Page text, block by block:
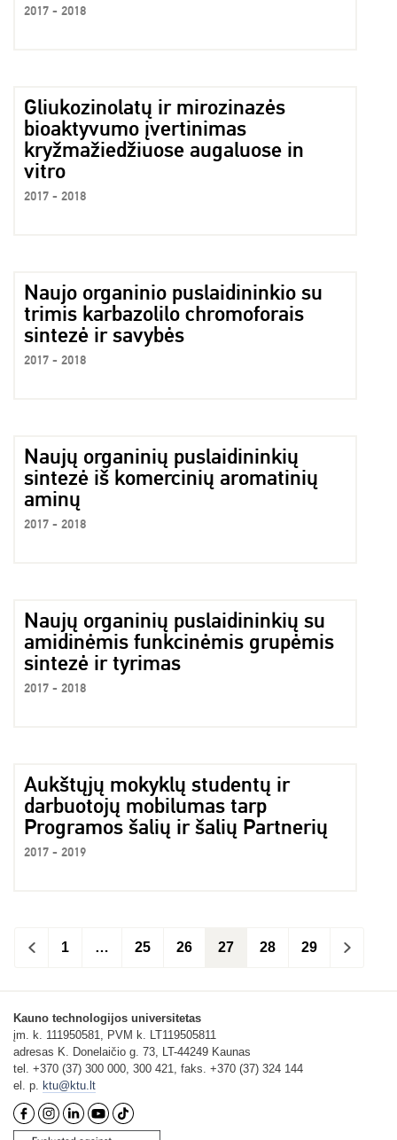
2017 - 2018
Gliukozinolatų ir mirozinazės
bioaktyvumo įvertinimas
kryžmažiedžiuose augaluose in
vitro
2017 - 2018
Naujo organinio puslaidininkio su
trimis karbazolilo chromoforais
sintezė ir savybės
2017 - 2018
Naujų organinių puslaidininkių
sintezė iš komercinių aromatinių
aminų
2017 - 2018
Naujų organinių puslaidininkių su
amidinėmis funkcinėmis grupėmis
sintezė ir tyrimas
2017 - 2018
Aukštųjų mokyklų studentų ir
darbuotojų mobilumas tarp
Programos šalių ir šalių Partnerių
2017 - 2019
< 1 … 25 26 27 28 29 >
Kauno technologijos universitetas
įm. k. 111950581, PVM k. LT119505811
adresas K. Donelaičio g. 73, LT-44249 Kaunas
tel. +370 (37) 300 000, 300 421, faks. +370 (37) 324 144
el. p. ktu@ktu.lt